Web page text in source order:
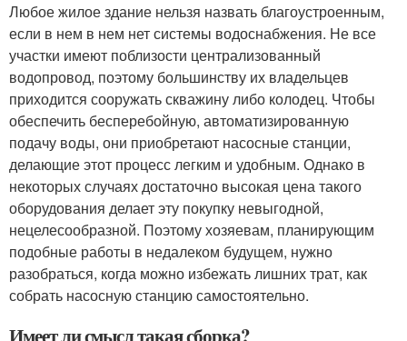
Любое жилое здание нельзя назвать благоустроенным,
если в нем в нем нет системы водоснабжения. Не все
участки имеют поблизости централизованный
водопровод, поэтому большинству их владельцев
приходится сооружать скважину либо колодец. Чтобы
обеспечить бесперебойную, автоматизированную
подачу воды, они приобретают насосные станции,
делающие этот процесс легким и удобным. Однако в
некоторых случаях достаточно высокая цена такого
оборудования делает эту покупку невыгодной,
нецелесообразной. Поэтому хозяевам, планирующим
подобные работы в недалеком будущем, нужно
разобраться, когда можно избежать лишних трат, как
собрать насосную станцию самостоятельно.
Имеет ли смысл такая сборка?